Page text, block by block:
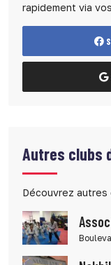
rapidement via
Autres clubs
Découvrez